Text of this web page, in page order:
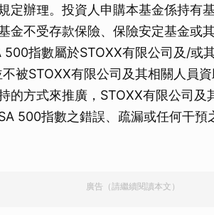
定辦理。投資人申購本基金係持有
金不受存款保險、保險安定基金或
500指數屬於STOXX有限公司及/或
被STOXX有限公司及其相關人員
的方式來推廣，STOXX有限公司及
500指數之錯誤、疏漏或任何干
廣告（請繼續閱讀本文）